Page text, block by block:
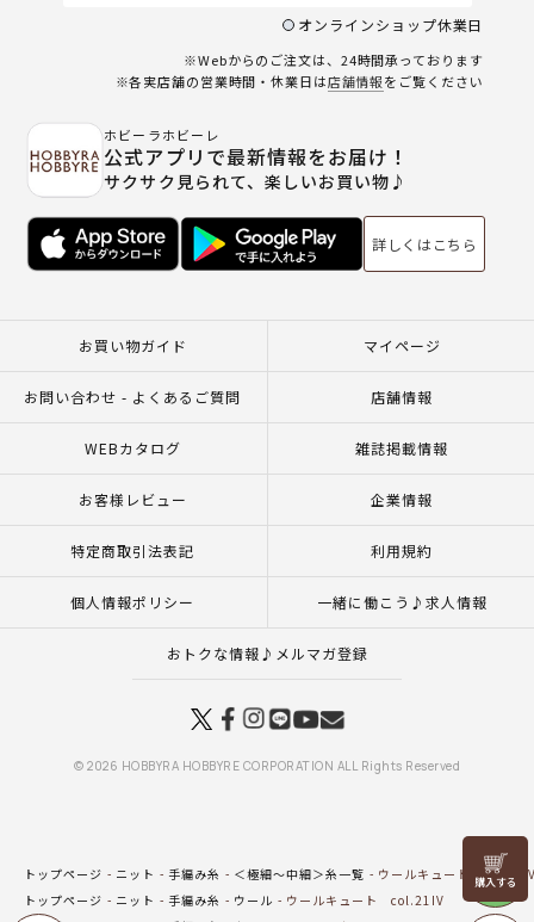
リリヤン
フェア
オンラインショップ休業日
※Webからのご注文は、24時間承っております
※各実店舗の営業時間・休業日は店舗情報をご覧ください
ホビーラホビーレ
公式アプリで最新情報をお届け！
サクサク見られて、楽しいお買い物♪
詳しくはこちら
お買い物ガイド マイページ
お問い合わせ - よくあるご質問 店舗情報
WEBカタログ 雑誌掲載情報
お客様レビュー 企業情報
特定商取引法表記 利用規約
個人情報ポリシー 一緒に働こう♪求人情報
おトクな情報♪メルマガ登録
© 2026 HOBBYRA HOBBYRE CORPORATION ALL Rights Reserved
トップページ ニット 手編み糸 ＜極細～中細＞糸一覧
ウールキュート
トップページ
ニット 手編み糸 ウール
ウールキュート col.21IV